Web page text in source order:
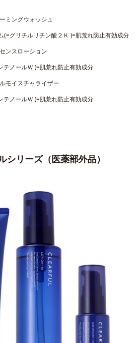
ミングウォッシュ
(=グリチルリチン酸２Ｋ )=肌荒れ防止有効成分
ンスローション
テノールＷ )=肌荒れ防止有効成分
モイスチャライザー
テノールＷ )=肌荒れ防止有効成分
シリーズ（医薬部外品）